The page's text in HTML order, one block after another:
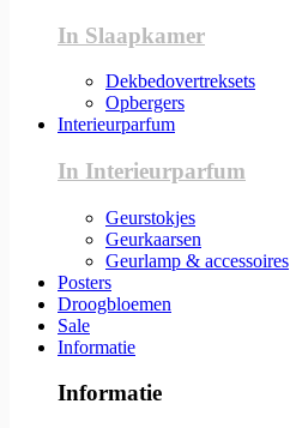
In Slaapkamer
Dekbedovertreksets
Opbergers
Interieurparfum
In Interieurparfum
Geurstokjes
Geurkaarsen
Geurlamp & accessoires
Posters
Droogbloemen
Sale
Informatie
Informatie